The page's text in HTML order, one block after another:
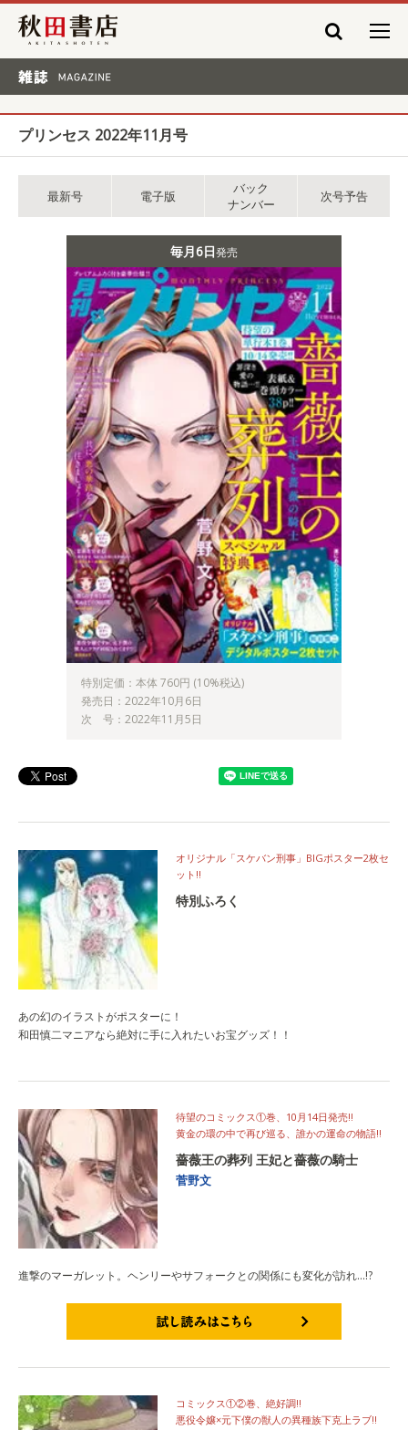
秋田書店
プリンセス 2022年11月号
最新号 電子版
バック
ナンバー
次号予告
毎月6日発売
特別定価：本体 760円 (10%税込)
発売日：2022年10月6日
次 号：2022年11月5日
オリジナル「スケバン刑事」BIGポスター2枚セ
ット!!
特別ふろく
あの幻のイラストがポスターに！
和田慎二マニアなら絶対に手に入れたいお宝グッズ！！
待望のコミックス①巻、10月14日発売!!
黄金の環の中で再び巡る、誰かの運命の物語!!
薔薇王の葬列 王妃と薔薇の騎士
菅野文
進撃のマーガレット。ヘンリーやサフォークとの関係にも変化が訪れ…!?
コミックス①②巻、絶好調!!
悪役令嬢×元下僕の獣人の異種族下克上ラブ!!